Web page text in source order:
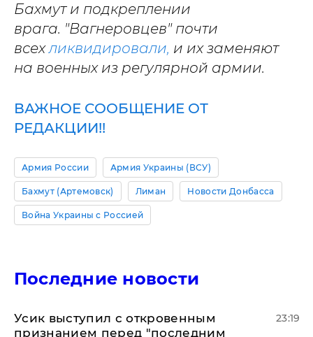
Бахмут и подкреплении
врага. "Вагнеровцев" почти
всехликвидировали, и их заменяют
на военных из регулярной армии.
ВАЖНОЕ СООБЩЕНИЕ ОТ
РЕДАКЦИИ!!
Армия России Армия Украины (ВСУ)
Бахмут (Артемовск) Лиман Новости Донбасса
Война Украины с Россией
Последние новости
Усик выступил с откровенным
признанием перед "последним
23:19